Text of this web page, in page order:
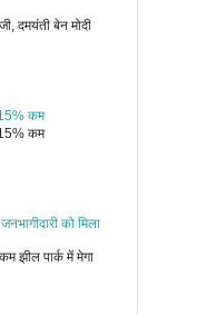
दमयंती बेन मोदी
15% कम
15% कम
को मिला
झील पार्क में मेगा